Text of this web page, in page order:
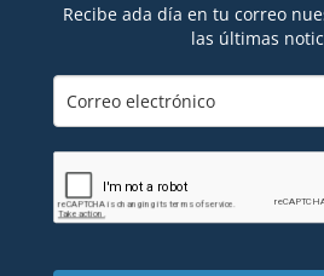
Recibe ada día en tu correo
las últimas